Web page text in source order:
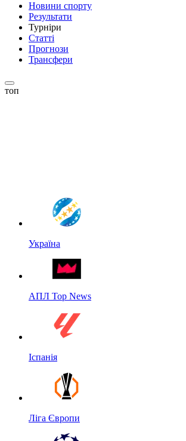
Новини спорту
Результати
Турніри
Статті
Прогнози
Трансфери
топ
Україна
АПЛ Top News
Іспанія
Ліга Європи